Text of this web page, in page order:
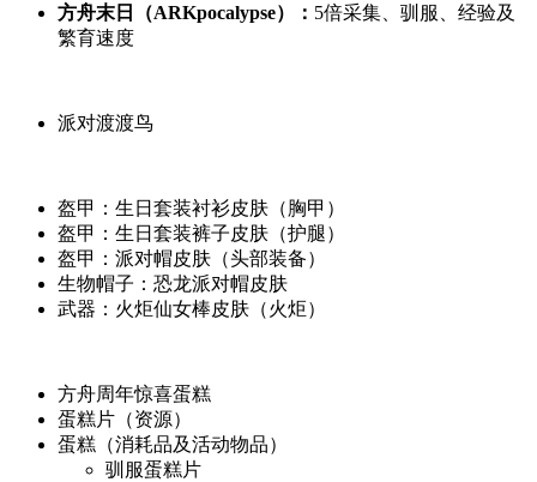
方舟末日（ARKpocalypse）： 5倍采集、驯服、经验及
繁育速度
派对渡渡鸟
盔甲：生日套装衬衫皮肤（胸甲）
盔甲：生日套装裤子皮肤（护腿）
盔甲：派对帽皮肤（头部装备）
生物帽子：恐龙派对帽皮肤
武器：火炬仙女棒皮肤（火炬）
方舟周年惊喜蛋糕
蛋糕片（资源）
蛋糕（消耗品及活动物品）
驯服蛋糕片